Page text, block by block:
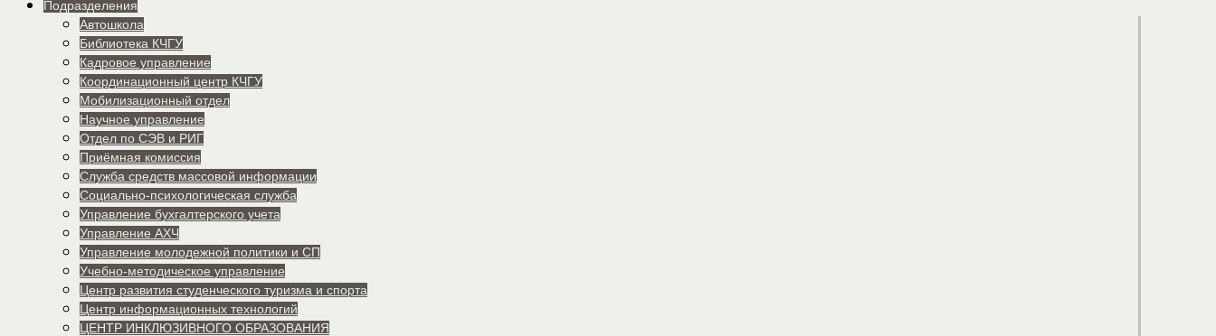
Подразделения
Автошкола
Библиотека КЧГУ
Кадровое управление
Координационный центр КЧГУ
Мобилизационный отдел
Научное управление
Отдел по СЭВ и РИГ
Приёмная комиссия
Служба средств массовой информации
Социально-психологическая служба
Управление бухгалтерского учета
Управление АХЧ
Управление молодежной политики и СП
Учебно-методическое управление
Центр развития студенческого туризма и спорта
Центр информационных технологий
ЦЕНТР ИНКЛЮЗИВНОГО ОБРАЗОВАНИЯ